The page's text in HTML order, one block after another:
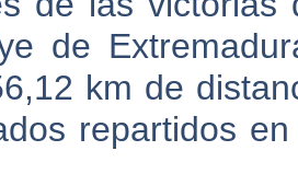
de
km de
repartidos